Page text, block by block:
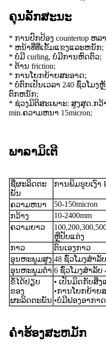
ຄຸນ​ລັກ​ສະ​ນະ
* ການປົກປ້ອງ countertop ຫ
* ຫນ້າທີ່ທີ່ເຂັ້ມແຂງແລະຫນັກ;
* ບໍ່ມີ curling, ບໍ່ມີການຫົດຕົວ;
* ຕ້ານ friction;
* ການໂຍກຍ້າຍສະອາດ;
* ບໍ່ຕົກເປັນເວລາ 240 ຊົ່ວໂມ
ຕົກຫນັກ;
* ຊ່ວງມິຕິສະເພາະ: ສູງສຸດ.ກວ້າ
min.ຄວາມຫນາ 15micron;
ພາລາມິເຕີ
ຊື່​ຜະ​ລິດ​ຕະ​
ພັນ
ການພິມຮູບເງົາ
ຄວາມຫນາ
50-150micron
ກວ້າງ
10-2400mm
ຄວາມຍາວ
ຫຼືປັບແຕ່ງ
ກາວ
ຕົນເອງກາວ
ອຸນ​ຫະ​ພູມ​ສູງ 48 ຊົ່ວໂມງສໍາລັ
ອຸນຫະພູມຕໍ່າ 6 ຊົ່ວໂມງສໍາລັບ
ຂໍ້ໄດ້ປຽບ
ຂອງ
ຜະລິດຕະພັນ
• ເປັນມິດກັບສິ່
•ການໂຍກຍ້າຍ
•ບໍ່ມີຟອງອາກາ
ຄໍາຮ້ອງສະຫມັກ